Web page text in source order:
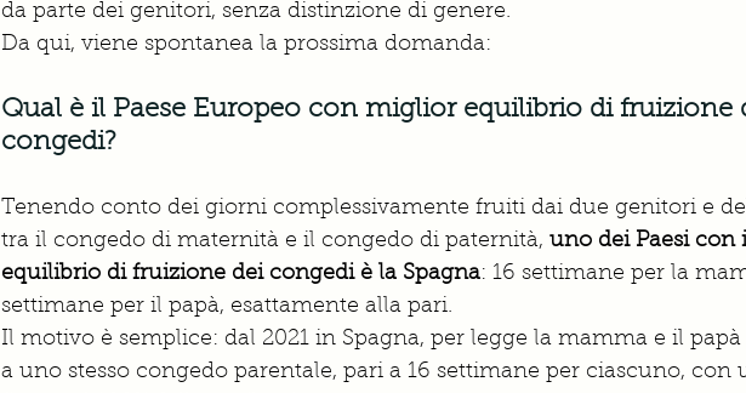
da parte dei genitori, senza distinzione di genere.
Da qui, viene spontanea la prossima domanda:
Qual è il Paese Europeo con miglior equilibrio di fruizione
congedi?
Tenendo conto dei giorni complessivamente fruiti dai due genitori e
tra il congedo di maternità e il congedo di paternità, uno dei Paesi
equilibrio di fruizione dei congedi è la Spagna: 16 settimane per la
settimane per il papà, esattamente alla pari.
Il motivo è semplice: dal 2021 in Spagna, per legge la mamma e il
a uno stesso congedo parentale, pari a 16 settimane per ciascuno, con